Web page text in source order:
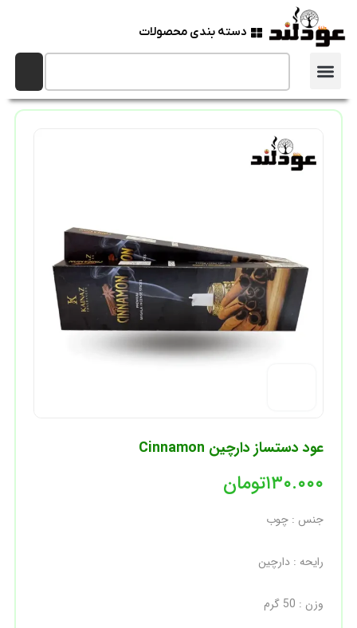
دسته بندی محصولات
عود دستساز دارچین Cinnamon
تومان۱۳۰.۰۰۰
جنس : چوب
رایحه : دارچین
وزن : 50 گرم